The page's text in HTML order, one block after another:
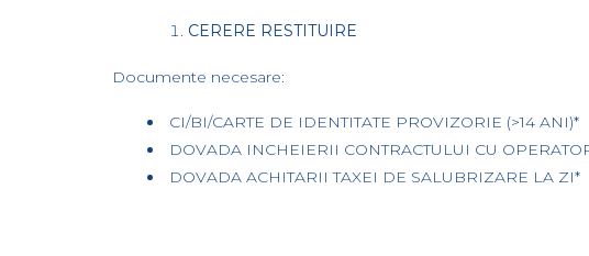
CERERE RESTITUIRE
Documente necesare:
CI/BI/CARTE DE IDENTITATE PROVIZORIE (>14 ANI)*
DOVADA INCHEIERII CONTRACTULUI CU
DOVADA ACHITARII TAXEI DE SALUBRIZARE LA ZI*